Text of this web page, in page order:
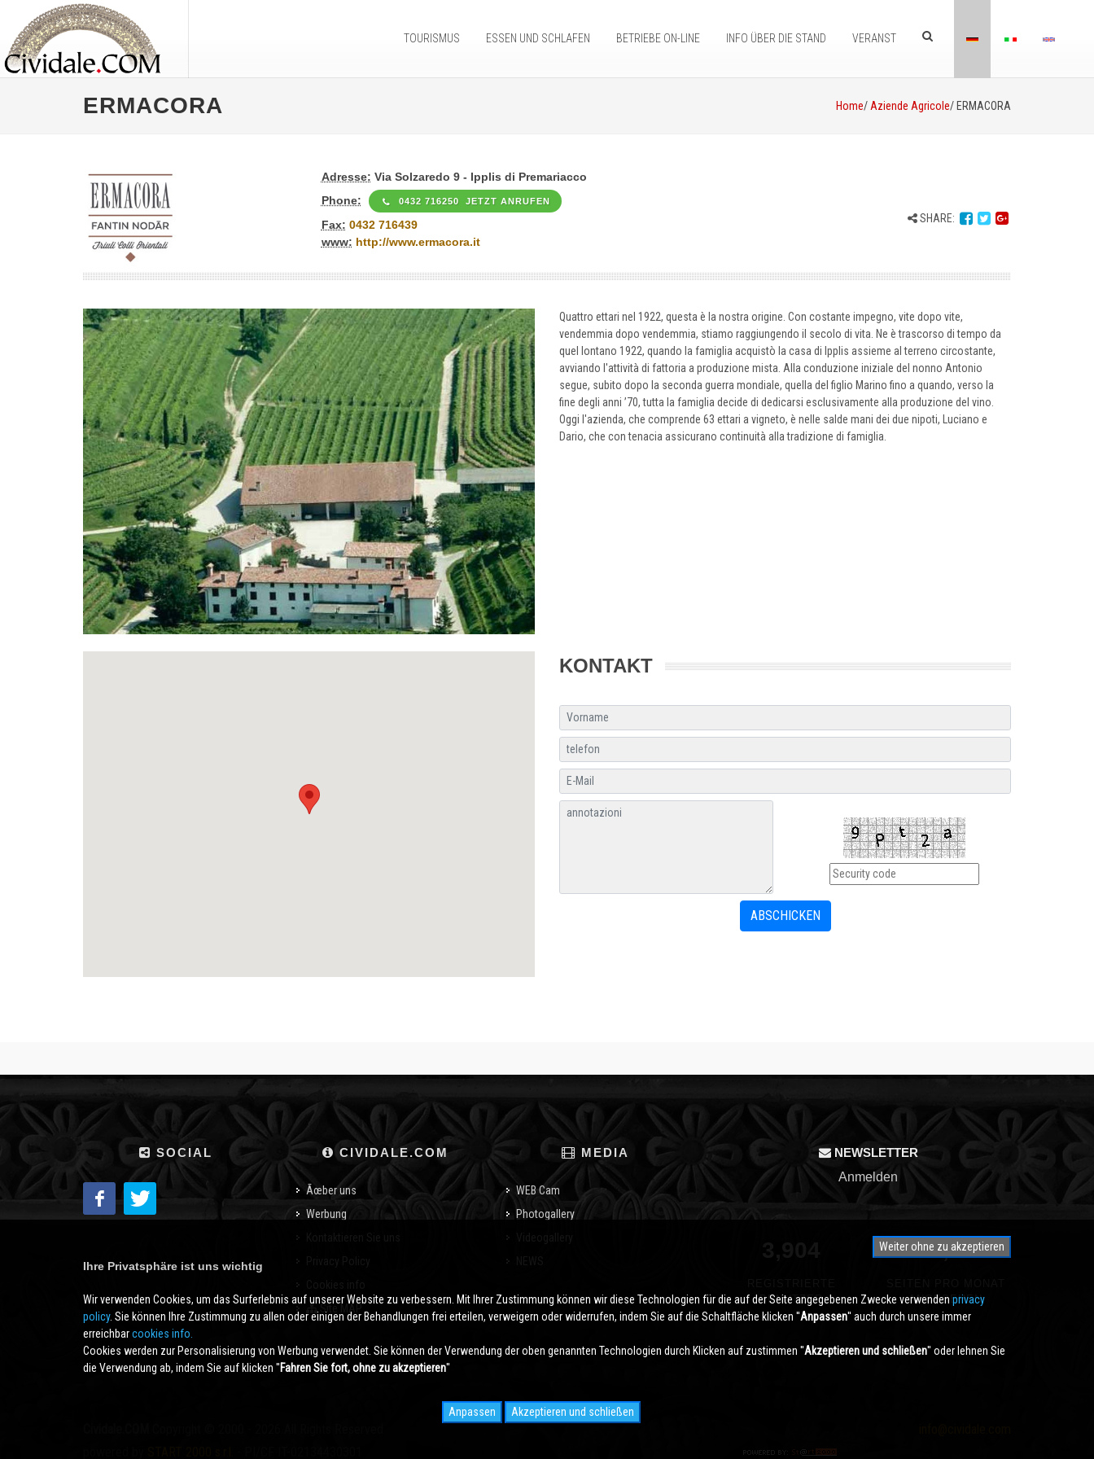
TOURISMUS ESSEN UND SCHLAFEN BETRIEBE ON-LINE INFO ÜBER DIE STAND VERANST
ERMACORA Home/ Aziende Agricole/ ERMACORA
Adresse: Via Solzaredo 9 - Ipplis di Premariacco
Phone:
0432 716250 JETZT ANRUFEN
Fax: 0432 716439
www: http://www.ermacora.it
SHARE:
Quattro ettari nel 1922, questa è la nostra origine. Con costante impegno, vite dopo vite,
vendemmia dopo vendemmia, stiamo raggiungendo il secolo di vita. Ne è trascorso di tempo da
quel lontano 1922, quando la famiglia acquistò la casa di Ipplis assieme al terreno circostante,
avviando l'attività di fattoria a produzione mista. Alla conduzione iniziale del nonno Antonio
segue, subito dopo la seconda guerra mondiale, quella del figlio Marino fino a quando, verso la
fine degli anni ’70, tutta la famiglia decide di dedicarsi esclusivamente alla produzione del vino.
Oggi l'azienda, che comprende 63 ettari a vigneto, è nelle salde mani dei due nipoti, Luciano e
Dario, che con tenacia assicurano continuità alla tradizione di famiglia.
KONTAKT
SOCIAL CIVIDALE.COM
Ãœber uns
Werbung
MEDIA
WEB Cam
Photogallery
NEWSLETTER
Anmelden
BENUTZER
350,000
ANGESEHEN
Weiter ohne zu akzeptieren
Ihre Privatsphäre ist uns wichtig
Wir verwenden Cookies, um das Surferlebnis auf unserer Website zu verbessern. Mit Ihrer Zustimmung können wir diese Technologien für die auf der Seite angegebenen Zwecke verwenden privacy
policy. Sie können Ihre Zustimmung zu allen oder einigen der Behandlungen frei erteilen, verweigern oder widerrufen, indem Sie auf die Schaltfläche klicken ''Anpassen'' auch durch unsere immer
erreichbarcookies info.
Cookies werden zur Personalisierung von Werbung verwendet. Sie können der Verwendung der oben genannten Technologien durch Klicken auf zustimmen ''Akzeptieren und schließen'' oder lehnen Sie
die Verwendung ab, indem Sie auf klicken ''Fahren Sie fort, ohne zu akzeptieren''
Anpassen Akzeptieren und schließen